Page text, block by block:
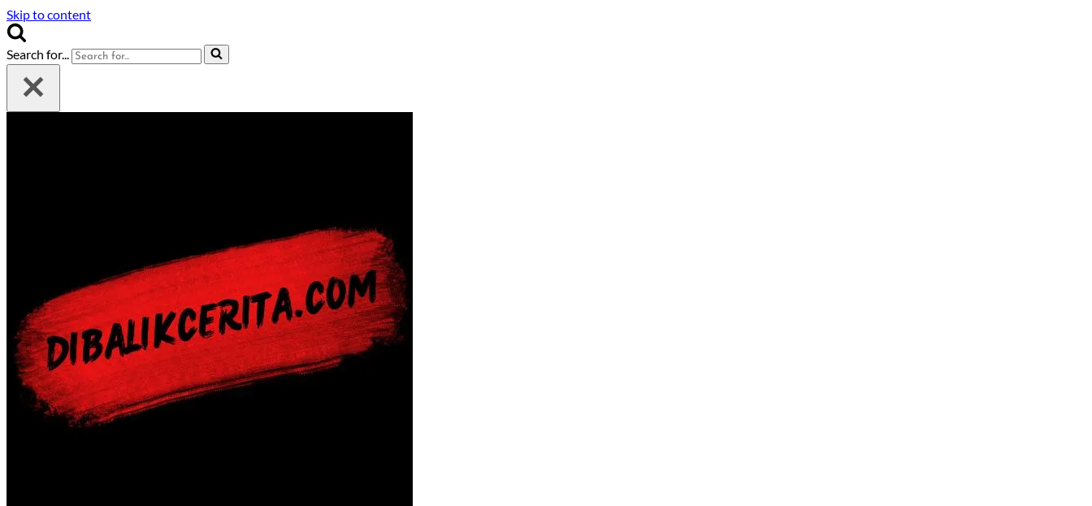
Skip to content
Search for...